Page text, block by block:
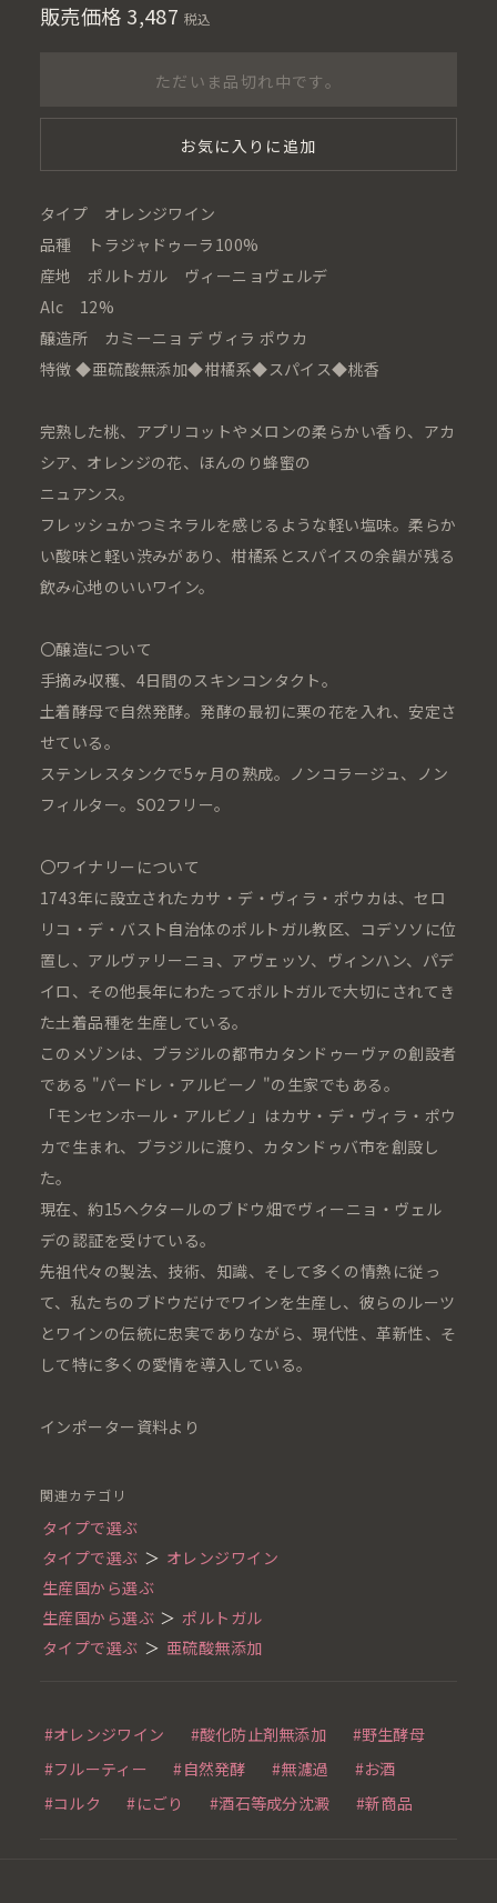
販売価格 3,487 税込
ただいま品切れ中です。
お気に入りに追加
タイプ オレンジワイン
品種 トラジャドゥーラ100%
産地 ポルトガル ヴィーニョヴェルデ
Alc 12%
醸造所 カミーニョ デ ヴィラ ポウカ
特徴 ◆亜硫酸無添加◆柑橘系◆スパイス◆桃香
完熟した桃、アプリコットやメロンの柔らかい香り、アカ
シア、オレンジの花、ほんのり蜂蜜の
ニュアンス。
フレッシュかつミネラルを感じるような軽い塩味。柔らか
い酸味と軽い渋みがあり、柑橘系とスパイスの余韻が残る
飲み心地のいいワイン。
〇醸造について
手摘み収穫、4日間のスキンコンタクト。
土着酵母で自然発酵。発酵の最初に栗の花を入れ、安定さ
せている。
ステンレスタンクで5ヶ月の熟成。ノンコラージュ、ノン
フィルター。SO2フリー。
〇ワイナリーについて
1743年に設⽴されたカサ・デ・ヴィラ・ポウカは、セロ
リコ・デ・バスト⾃治体のポルトガル教区、コデソソに位
置し、アルヴァリーニョ、アヴェッソ、ヴィンハン、パデ
イロ、その他⻑年にわたってポルトガルで⼤切にされてき
た⼟着品種を⽣産している。
このメゾンは、ブラジルの都市カタンドゥーヴァの創設者
である "パードレ・アルビーノ "の⽣家でもある。
「モンセンホール・アルビノ」はカサ・デ・ヴィラ・ポウ
カで⽣まれ、ブラジルに渡り、カタンドゥバ市を創設し
た。
現在、約15ヘクタールのブドウ畑でヴィーニョ・ヴェル
デの認証を受けている。
先祖代々の製法、技術、知識、そして多くの情熱に従っ
て、私たちのブドウだけでワインを⽣産し、彼らのルーツ
とワインの伝統に忠実でありながら、現代性、⾰新性、そ
して特に多くの愛情を導⼊している。
インポーター資料より
関連カテゴリ
タイプで選ぶ
タイプで選ぶ ＞ オレンジワイン
生産国から選ぶ
生産国から選ぶ ＞ ポルトガル
タイプで選ぶ ＞ 亜硫酸無添加
#オレンジワイン #酸化防止剤無添加
#野生酵母
#フルーティー
#自然発酵 #無濾過
#お酒
#コルク
#にごり #酒石等成分沈澱 #新商品